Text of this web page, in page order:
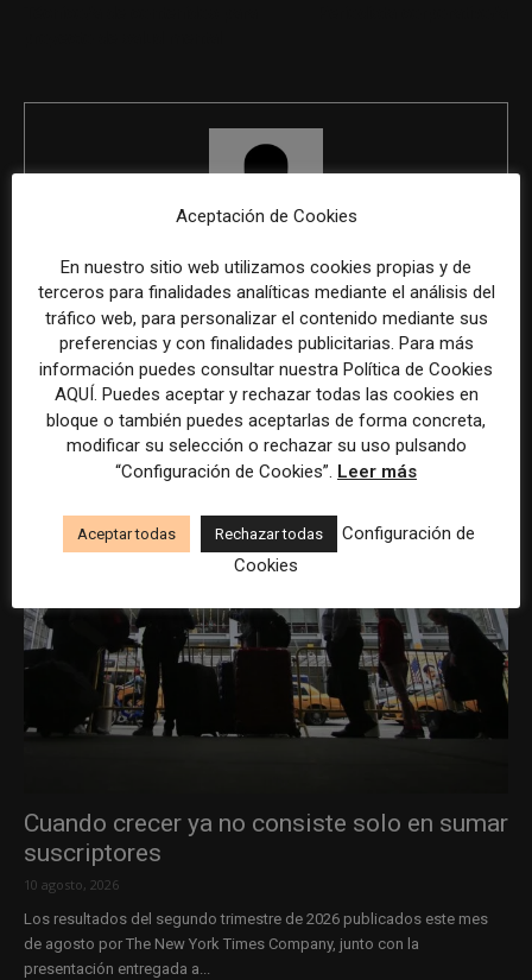
REDACCIÓN
ÚLTIMOS ARTÍCULOS
Cuando crecer ya no consiste solo en sumar
suscriptores
10 agosto, 2026
Los resultados del segundo trimestre de 2026 publicados este mes
de agosto por The New York Times Company, junto con la
presentación entregada a...
Aceptación de Cookies
En nuestro sitio web utilizamos cookies propias y de
terceros para finalidades analíticas mediante el análisis del
tráfico web, para personalizar el contenido mediante sus
preferencias y con finalidades publicitarias. Para más
información puedes consultar nuestra Política de Cookies
AQUÍ. Puedes aceptar y rechazar todas las cookies en
bloque o también puedes aceptarlas de forma concreta,
modificar su selección o rechazar su uso pulsando
“Configuración de Cookies”. Leer más
Aceptar todas Rechazar todas
Configuración de
Cookies